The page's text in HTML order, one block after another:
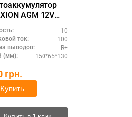
AGM 12V
(MXBM-12N9-BS
10
ток: 100
выводов: R+
(мм): 150*65*130
грн.
Купить